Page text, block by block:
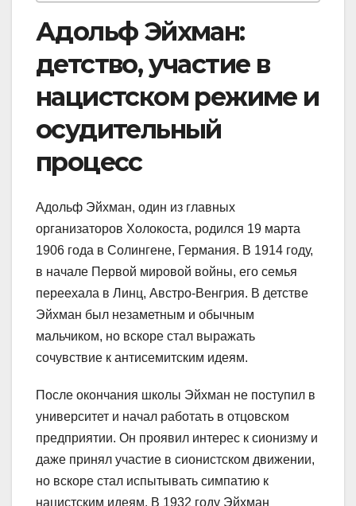
Адольф Эйхман:
детство, участие в
нацистском режиме и
осудительный
процесс
Адольф Эйхман, один из главных
организаторов Холокоста, родился 19 марта
1906 года в Солингене, Германия. В 1914 году,
в начале Первой мировой войны, его семья
переехала в Линц, Австро-Венгрия. В детстве
Эйхман был незаметным и обычным
мальчиком, но вскоре стал выражать
сочувствие к антисемитским идеям.
После окончания школы Эйхман не поступил в
университет и начал работать в отцовском
предприятии. Он проявил интерес к сионизму и
даже принял участие в сионистском движении,
но вскоре стал испытывать симпатию к
нацистским идеям. В 1932 году Эйхман